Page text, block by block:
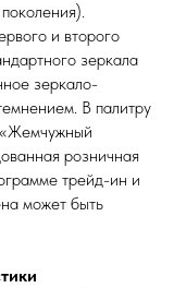
и второго
зеркала
зеркало-
В палитру
«Жемчужный
розничная
трейд-ин и
может быть